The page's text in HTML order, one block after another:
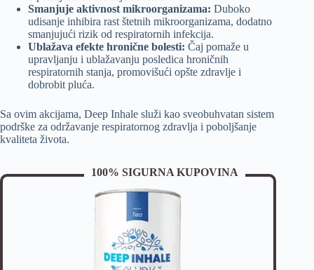
Smanjuje aktivnost mikroorganizama: Duboko
udisanje inhibira rast štetnih mikroorganizama, dodatno
smanjujući rizik od respiratornih infekcija.
Ublažava efekte hronične bolesti: Čaj pomaže u
upravljanju i ublažavanju posledica hroničnih
respiratornih stanja, promovišući opšte zdravlje i
dobrobit pluća.
Sa ovim akcijama, Deep Inhale služi kao sveobuhvatan sistem
podrške za održavanje respiratornog zdravlja i poboljšanje
kvaliteta života.
100% SIGURNA KUPOVINA